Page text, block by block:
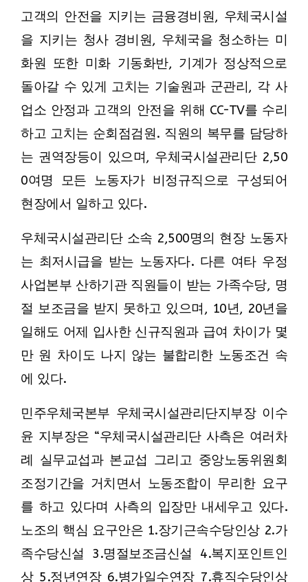
고객의 안전을 지키는 금융경비원, 우체국시설
을 지키는 청사 경비원, 우체국을 청소하는 미
화원 또한 미화 기동화반, 기계가 정상적으로
돌아갈 수 있게 고치는 기술원과 군관리, 각 사
업소 안정과 고객의 안전을 위해 CC-TV를 수리
하고 고치는 순회점검원. 직원의 복무를 담당하
는 권역장등이 있으며, 우체국시설관리단 2,50
0여명 모든 노동자가 비정규직으로 구성되어
현장에서 일하고 있다.
우체국시설관리단 소속 2,500명의 현장 노동자
는 최저시급을 받는 노동자다. 다른 여타 우정
사업본부 산하기관 직원들이 받는 가족수당, 명
절 보조금을 받지 못하고 있으며, 10년, 20년을
일해도 어제 입사한 신규직원과 급여 차이가 몇
만 원 차이도 나지 않는 불합리한 노동조건 속
에 있다.
민주우체국본부 우체국시설관리단지부장 이수
윤 지부장은 “우체국시설관리단 사측은 여러차
례 실무교섭과 본교섭 그리고 중앙노동위원회
조정기간을 거치면서 노동조합이 무리한 요구
를 하고 있다며 사측의 입장만 내세우고 있다.
노조의 핵심 요구안은 1.장기근속수당인상 2.가
족수당신설 3.명절보조금신설 4.복지포인트인
상 5.정년연장 6.병가일수연장 7.휴직수당인상